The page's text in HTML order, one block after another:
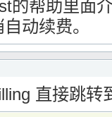
的帮助里面
动续费。
'编辑' (this will throw an
blocks/functions.php
直接跳转